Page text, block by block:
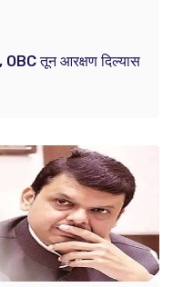
OBC तून आरक्षण दिल्यास